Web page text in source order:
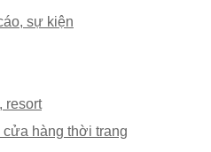
sự kiện
resort
hàng thời trang